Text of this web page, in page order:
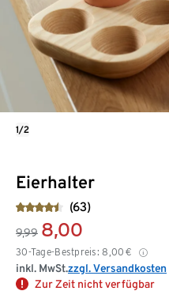
Eierhalter
(63)
9,99 8,00
30-Tage-Bestpreis: 8,00 €
inkl. MwSt.zzgl. Versandkosten
Zur Zeit nicht verfügbar
1/2